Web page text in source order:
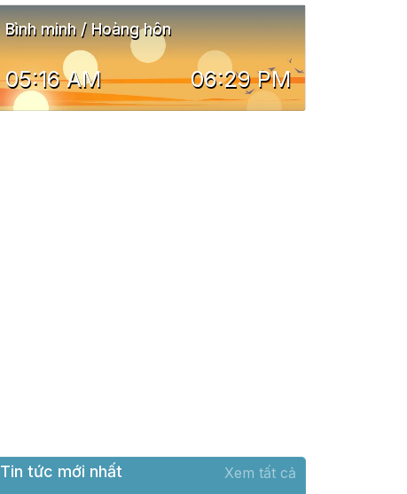
Bình minh / Hoàng hôn
05:16 AM 06:29 PM
Tin tức mới nhất Xem tất cả